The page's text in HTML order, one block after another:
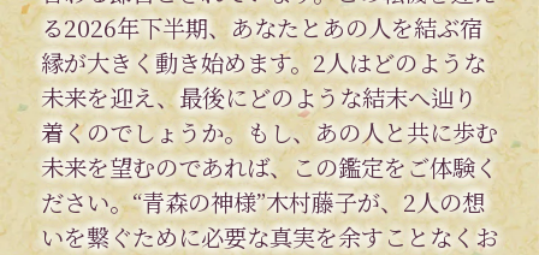
る2026年下半期、あなたとあの人を結ぶ宿
縁が大きく動き始めます。2人はどのような
未来を迎え、最後にどのような結末へ辿り
着くのでしょうか。もし、あの人と共に歩む
未来を望むのであれば、この鑑定をご体験く
ださい。“青森の神様”木村藤子が、2人の想
いを繋ぐために必要な真実を余すことなくお